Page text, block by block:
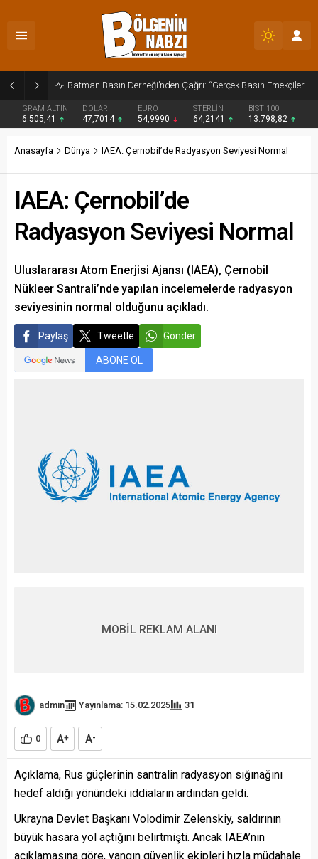
Zabıta Ekiplerinden Yol ve Kaldırım İşgaline Geçit Yok!
GRAM ALTIN
6.505,41
DOLAR
47,7014
EURO
54,9990
STERLİN
64,2141
BIST 100
13.798,82
Anasayfa Dünya IAEA: Çernobil’de Radyasyon Seviyesi Normal
IAEA: Çernobil’de
Radyasyon Seviyesi Normal
Uluslararası Atom Enerjisi Ajansı (IAEA), Çernobil
Nükleer Santrali’nde yapılan incelemelerde radyasyon
seviyesinin normal olduğunu açıkladı.
Paylaş Tweetle Gönder
ABONE OL
MOBİL REKLAM ALANI
admin Yayınlama: 15.02.2025 31
0 A+ A-
Açıklama, Rus güçlerinin santralin radyasyon sığınağını
hedef aldığı yönündeki iddiaların ardından geldi.
Ukrayna Devlet Başkanı Volodimir Zelenskiy, saldırının
büyük hasara yol açtığını belirtmişti. Ancak IAEA’nın
açıklamasına göre, yangın güvenlik ekipleri hızla müdahale